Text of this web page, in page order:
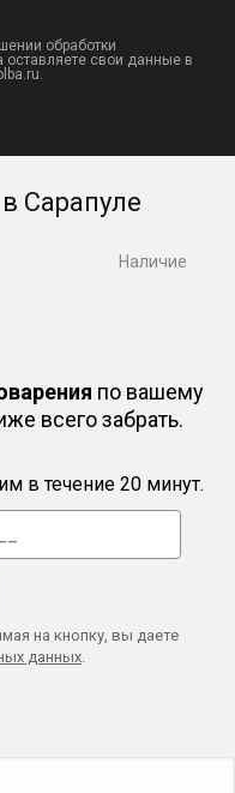
обработки
оставляете свои данные в
Сарапуле
Наличие
по вашему
всего забрать.
в течение 20 минут.
на кнопку, вы даете
данных.